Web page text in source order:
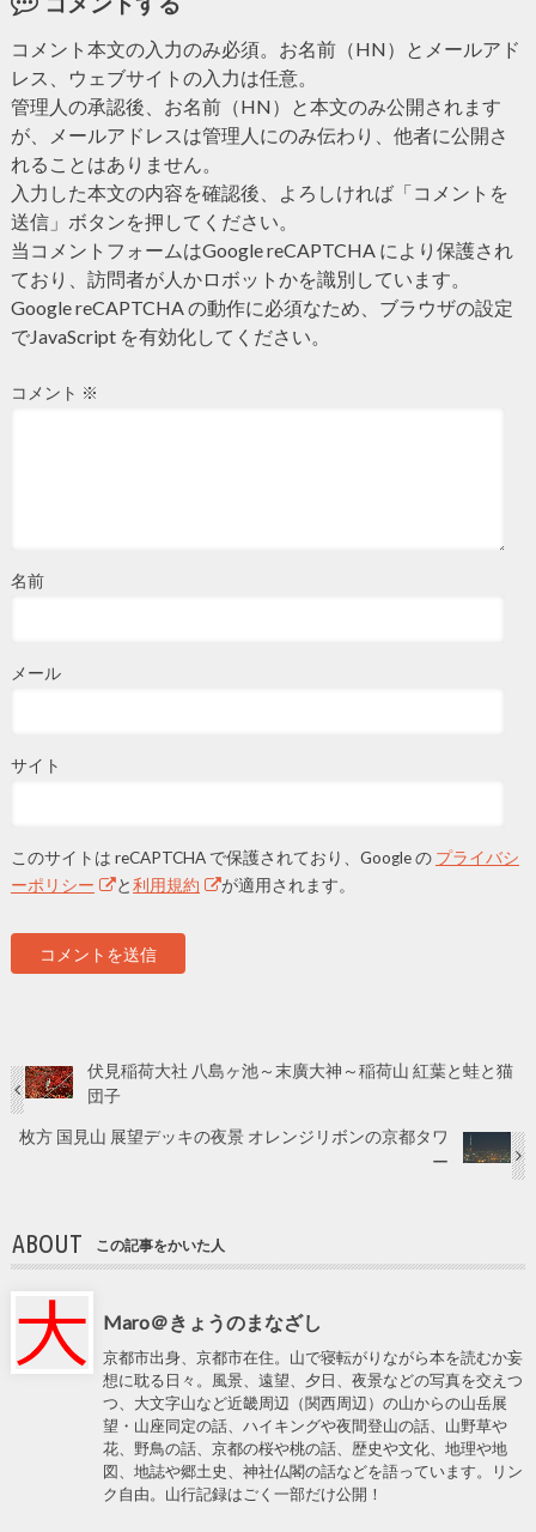
コメント本文の入力のみ必須。お名前（HN）とメールアド
レス、ウェブサイトの入力は任意。
管理人の承認後、お名前（HN）と本文のみ公開されます
が、メールアドレスは管理人にのみ伝わり、他者に公開さ
れることはありません。
入力した本文の内容を確認後、よろしければ「コメントを
送信」ボタンを押してください。
当コメントフォームはGoogle reCAPTCHA により保護され
ており、訪問者が人かロボットかを識別しています。
Google reCAPTCHA の動作に必須なため、ブラウザの設定
でJavaScript を有効化してください。
コメント ※
名前
メール
サイト
このサイトは reCAPTCHA で保護されており、Google の プライバシ
ーポリシー
と利用規約 が適用されます。
伏見稲荷大社 八島ヶ池～末廣大神～稲荷山 紅葉と蛙と猫
団子
枚方 国見山 展望デッキの夜景 オレンジリボンの京都タワ
ー
ABOUT この記事をかいた人
Maro＠きょうのまなざし
京都市出身、京都市在住。山で寝転がりながら本を読むか妄
想に耽る日々。風景、遠望、夕日、夜景などの写真を交えつ
つ、大文字山など近畿周辺（関西周辺）の山からの山岳展
望・山座同定の話、ハイキングや夜間登山の話、山野草や
花、野鳥の話、京都の桜や桃の話、歴史や文化、地理や地
図、地誌や郷土史、神社仏閣の話などを語っています。リン
ク自由。山行記録はごく一部だけ公開！